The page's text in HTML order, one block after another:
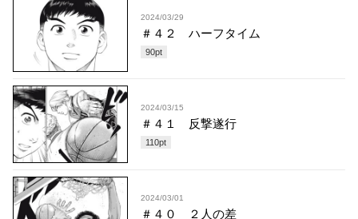
2024/03/29
＃４２ ハーフタイム
90pt
2024/03/15
＃４１ 反撃遂行
110pt
2024/03/01
＃４０ ２人の差